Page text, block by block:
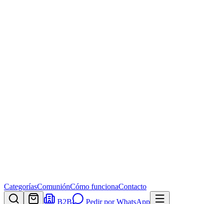
CategoríasComuniónCómo funcionaContacto
B2B
Pedir por WhatsApp